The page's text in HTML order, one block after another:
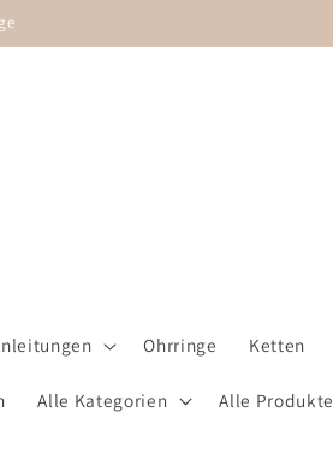
Ohrringe Ketten
Alle Kategorien Alle Produkte